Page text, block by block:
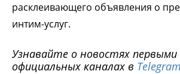
расклеивающего объявления о
интим-услуг.
Узнавайте о новостях
официальных каналах в Telegram